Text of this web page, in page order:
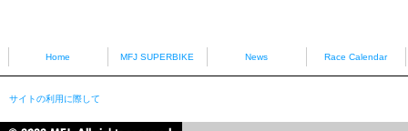
Home MFJ SUPERBIKE News Race Calendar
サイトの利用に際して